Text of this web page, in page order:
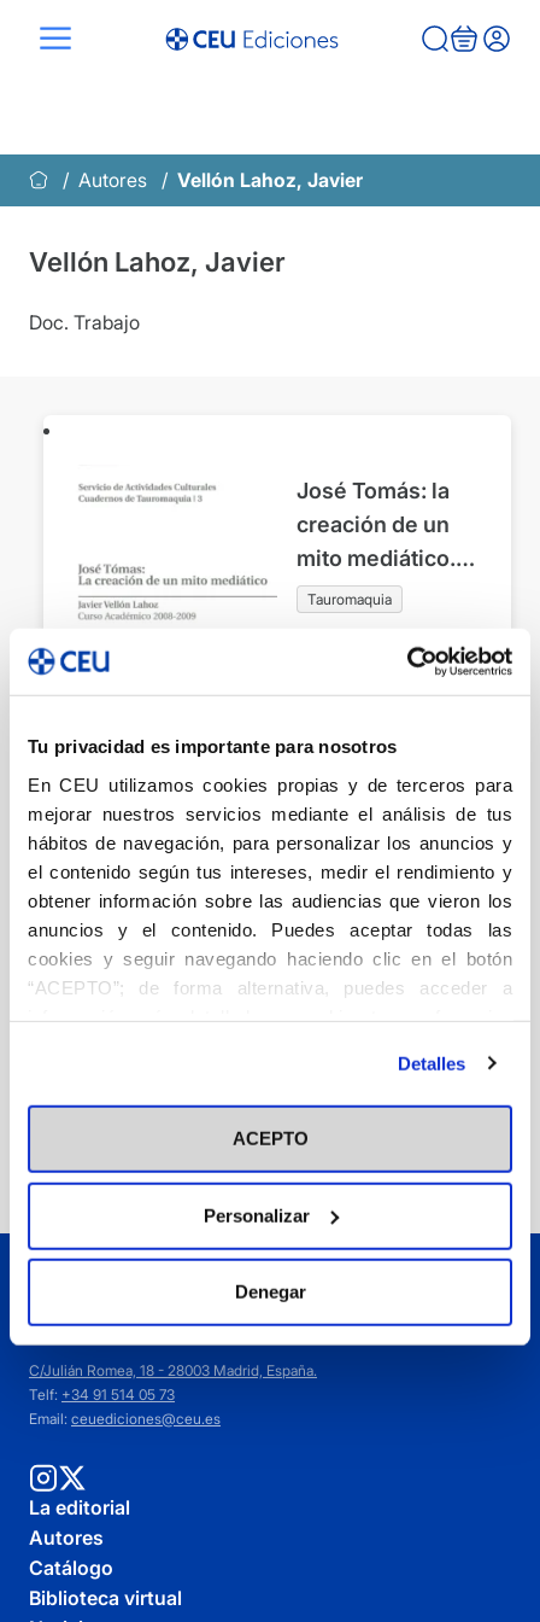
Tu privacidad es importante para nosotros
En CEU utilizamos cookies propias y de terceros para
mejorar nuestros servicios mediante el análisis de tus
hábitos de navegación, para personalizar los anuncios y
el contenido según tus intereses, medir el rendimiento y
obtener información sobre las audiencias que vieron los
anuncios y el contenido. Puedes aceptar todas las
cookies y seguir navegando haciendo clic en el botón
“ACEPTO”; de forma alternativa, puedes acceder a
en el botón "Personalizar". Para más información puedes
visitar nuestra Política de Cookies
Detalles
ACEPTO
Personalizar
Denegar
Autores Vellón Lahoz, Javier
Vellón Lahoz, Javier
Doc. Trabajo
José Tomás: la
creación de un
mito mediático.
Curso Académico
Tauromaquia
Añadir
La fiesta taurina:
imagen social e
información. Una
perspectiva
histórica. Curso
Tauromaquia
Vellón Lahoz, Javier
Añadir
C/Julián Romea, 18 - 28003 Madrid, España.
Telf: +34 91 514 05 73
Email: ceuediciones@ceu.es
La editorial
Autores
Catálogo
Biblioteca virtual